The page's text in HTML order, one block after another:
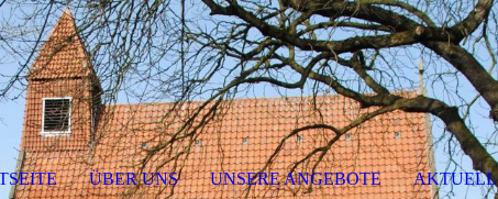
ÜBER UNS UNSERE ANGEBOTE AKTUELL